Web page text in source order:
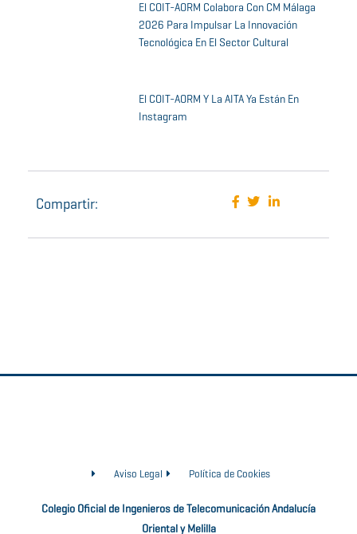
El COIT-AORM Colabora Con CM Málaga
2026 Para Impulsar La Innovación
Tecnológica En El Sector Cultural
El COIT-AORM Y La AITA Ya Están En
Instagram
Compartir:
Aviso Legal Política de Cookies
Colegio Oficial de Ingenieros de Telecomunicación Andalucía
Oriental y Melilla